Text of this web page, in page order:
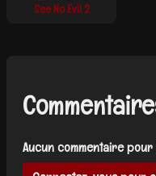
See No Evil 2
Aucun commentaire pour